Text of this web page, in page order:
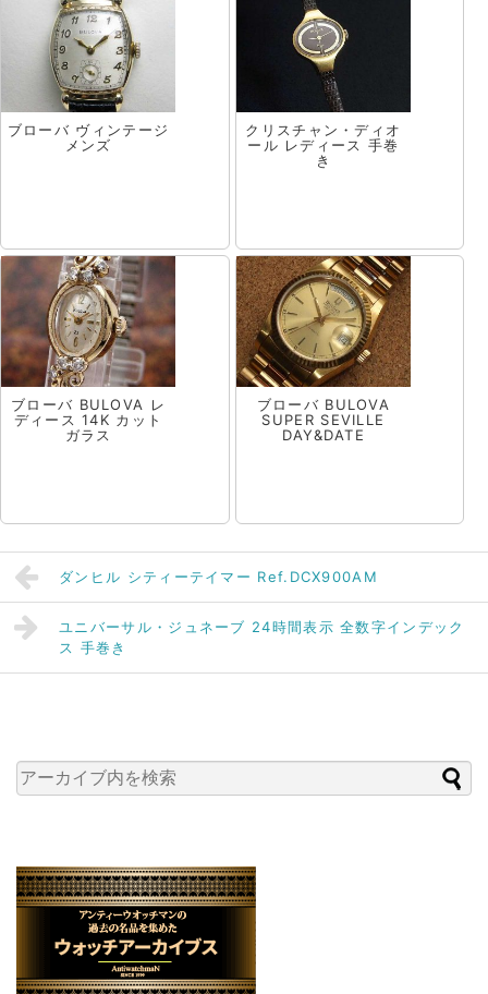
ブローバ ヴィンテージ
メンズ
クリスチャン・ディオ
ール レディース 手巻
き
ブローバ BULOVA レ
ディース 14K カット
ガラス
ブローバ BULOVA
SUPER SEVILLE
DAY&DATE
ダンヒル シティーテイマー Ref.DCX900AM
ユニバーサル・ジュネーブ 24時間表示 全数字インデック
ス 手巻き